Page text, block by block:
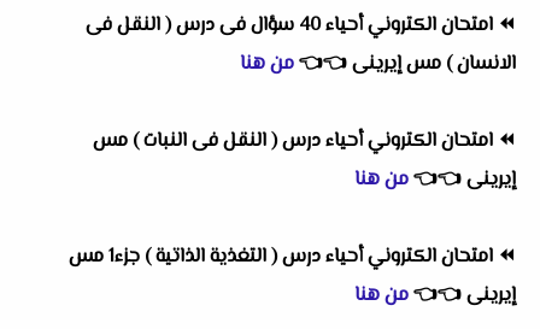
⏪
امتحان الكتروني أحياء 40 سؤال فى درس ( النقل فى
الانسان ) مس إيرينى👈
👈من هنا
⏪ امتحان الكتروني أحياء درس ( النقل فى النبات ) مس
إيرينى👈
👈من هنا
⏪
امتحان الكتروني أحياء درس ( التغذية الذاتية ) جزء1 مس
إيرينى👈
👈من هنا